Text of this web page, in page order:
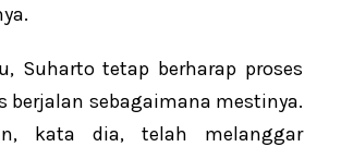
Suharto tetap berharap proses
berjalan sebagaimana mestinya.
kata dia, telah melanggar